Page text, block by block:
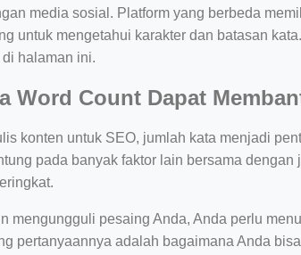
media sosial. Platform yang berbeda
untuk mengetahui karakter dan batasan
halaman ini.
Word Count Dapat
konten untuk SEO, jumlah kata menjadi
pada banyak faktor lain bersama
mengungguli pesaing Anda, Anda perlu
pertanyaannya adalah bagaimana Anda